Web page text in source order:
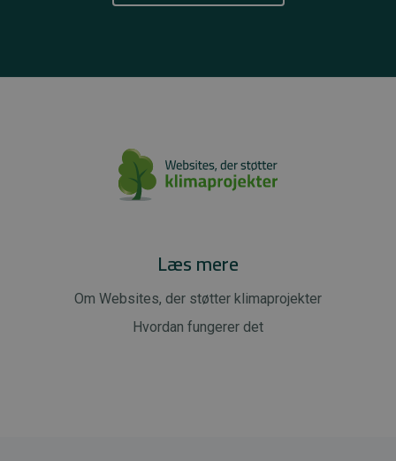
Læs mere
Om Websites, der støtter klimaprojekter
Hvordan fungerer det